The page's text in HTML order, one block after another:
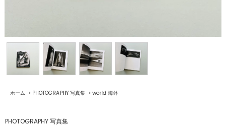
ホーム > PHOTOGRAPHY 写真集 > world 海外
PHOTOGRAPHY 写真集